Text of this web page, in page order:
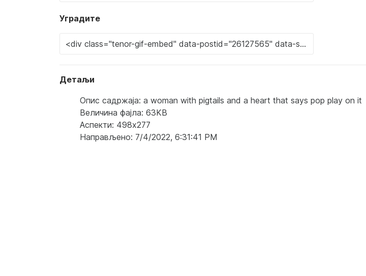
Уградите
Детаљи
Опис садржаја: a woman with pigtails and a heart that says pop play on it
Величина фајла: 63KB
Аспекти: 498x277
Направљено: 7/4/2022, 6:31:41 PM